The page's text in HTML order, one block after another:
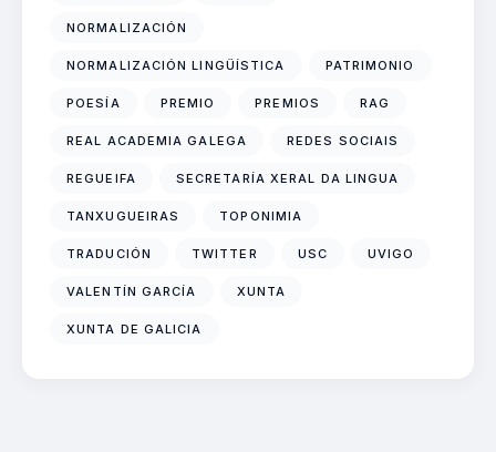
NORMALIZACIÓN
NORMALIZACIÓN LINGÜÍSTICA PATRIMONIO
POESÍA PREMIO PREMIOS RAG
REAL ACADEMIA GALEGA REDES SOCIAIS
REGUEIFA SECRETARÍA XERAL DA LINGUA
TANXUGUEIRAS TOPONIMIA
TRADUCIÓN TWITTER USC UVIGO
VALENTÍN GARCÍA XUNTA
XUNTA DE GALICIA